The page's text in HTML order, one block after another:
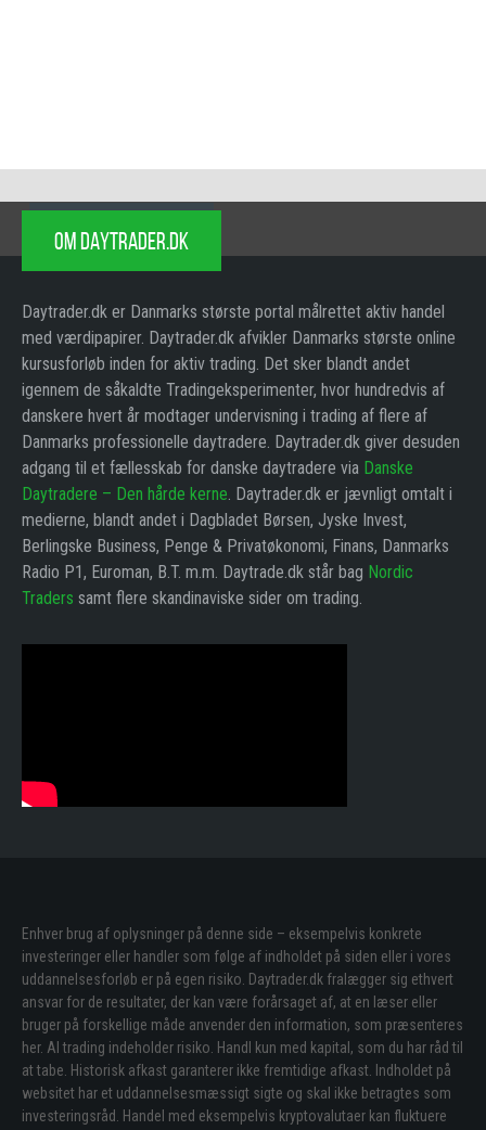
OM DAYTRADER.DK
Daytrader.dk er Danmarks største portal målrettet aktiv handel
med værdipapirer. Daytrader.dk afvikler Danmarks største online
kursusforløb inden for aktiv trading. Det sker blandt andet
igennem de såkaldte Tradingeksperimenter, hvor hundredvis af
danskere hvert år modtager undervisning i trading af flere af
Danmarks professionelle daytradere. Daytrader.dk giver desuden
adgang til et fællesskab for danske daytradere via Danske
Daytradere – Den hårde kerne. Daytrader.dk er jævnligt omtalt i
medierne, blandt andet i Dagbladet Børsen, Jyske Invest,
Berlingske Business, Penge & Privatøkonomi, Finans, Danmarks
Radio P1, Euroman, B.T. m.m. Daytrade.dk står bag Nordic
Traders samt flere skandinaviske sider om trading.
Enhver brug af oplysninger på denne side – eksempelvis konkrete
investeringer eller handler som følge af indholdet på siden eller i vores
uddannelsesforløb er på egen risiko. Daytrader.dk fralægger sig ethvert
ansvar for de resultater, der kan være forårsaget af, at en læser eller
bruger på forskellige måde anvender den information, som præsenteres
her. Al trading indeholder risiko. Handl kun med kapital, som du har råd til
at tabe. Historisk afkast garanterer ikke fremtidige afkast. Indholdet på
websitet har et uddannelsesmæssigt sigte og skal ikke betragtes som
investeringsråd. Handel med eksempelvis kryptovalutaer kan fluktuere